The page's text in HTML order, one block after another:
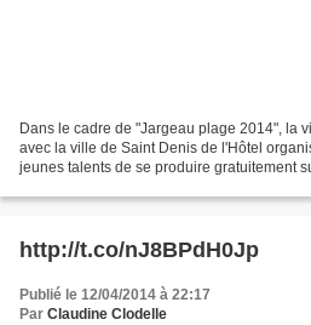
Dans le cadre de "Jargeau plage 2014", la
avec la ville de Saint Denis de l'Hôtel
jeunes talents de se produire gratuitement
http://t.co/nJ8BPdH0Jp
Publié le 12/04/2014 à 22:17
Par Claudine Clodelle